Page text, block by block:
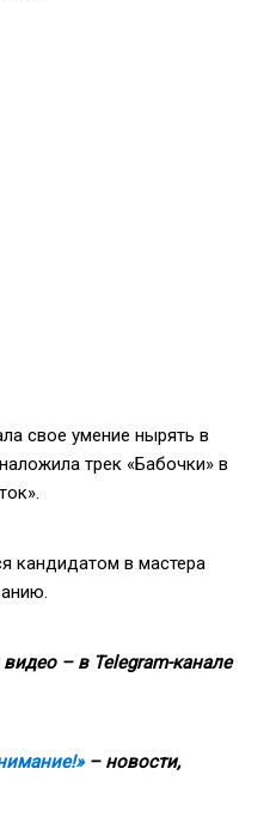
свое умение нырять в
трек «Бабочки» в
кандидатом в мастера
– в Telegram-канале
– новости,